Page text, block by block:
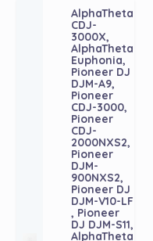
AlphaTheta
CDJ-
3000X,
AlphaTheta
Euphonia,
Pioneer DJ
DJM-A9,
Pioneer
CDJ-3000,
Pioneer
CDJ-
2000NXS2,
Pioneer
DJM-
900NXS2,
Pioneer DJ
DJM-V10-LF
, Pioneer
DJ DJM-S11,
AlphaTheta